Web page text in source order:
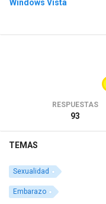
Windows Vista
RESPUESTAS
93
TEMAS
Sexualidad
Embarazo